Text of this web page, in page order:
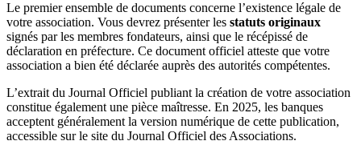
Le premier ensemble de documents concerne l’existence légale de
votre association. Vous devrez présenter les statuts originaux
signés par les membres fondateurs, ainsi que le récépissé de
déclaration en préfecture. Ce document officiel atteste que votre
association a bien été déclarée auprès des autorités compétentes.
L’extrait du Journal Officiel publiant la création de votre association
constitue également une pièce maîtresse. En 2025, les banques
acceptent généralement la version numérique de cette publication,
accessible sur le site du Journal Officiel des Associations.